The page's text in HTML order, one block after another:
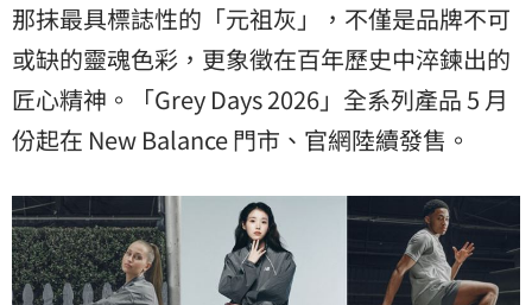
那抹最具標誌性的「元祖灰」，不僅是品牌不可
或缺的靈魂色彩，更象徵在百年歷史中淬鍊出的
匠心精神。「Grey Days 2026」全系列產品 5 月
份起在 New Balance 門市、官網陸續發售。